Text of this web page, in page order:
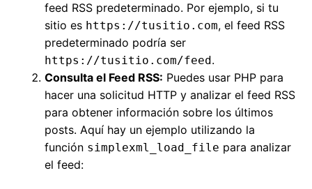
feed RSS predeterminado. Por ejemplo, si tu
sitio es https://tusitio.com, el feed RSS
predeterminado podría ser
https://tusitio.com/feed .
Consulta el Feed RSS: Puedes usar PHP para
hacer una solicitud HTTP y analizar el feed RSS
para obtener información sobre los últimos
posts. Aquí hay un ejemplo utilizando la
función simplexml_load_file para analizar
el feed: